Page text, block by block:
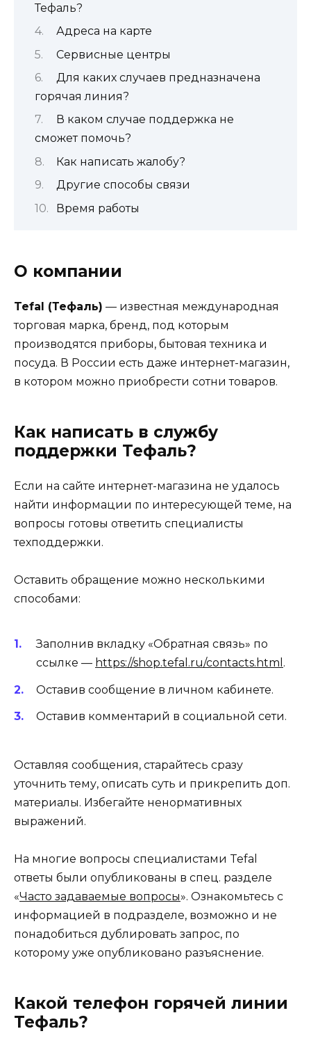
Тефаль?
Адреса на карте
Сервисные центры
Для каких случаев предназначена
горячая линия?
В каком случае поддержка не
сможет помочь?
Как написать жалобу?
Другие способы связи
Время работы
О компании
Tefal (Тефаль) — известная международная
торговая марка, бренд, под которым
производятся приборы, бытовая техника и
посуда. В России есть даже интернет-магазин,
в котором можно приобрести сотни товаров.
Как написать в службу
поддержки Тефаль?
Если на сайте интернет-магазина не удалось
найти информации по интересующей теме, на
вопросы готовы ответить специалисты
техподдержки.
Оставить обращение можно несколькими
способами:
Заполнив вкладку «Обратная связь» по
ссылке — https://shop.tefal.ru/contacts.html .
Оставив сообщение в личном кабинете.
Оставив комментарий в социальной сети.
Оставляя сообщения, старайтесь сразу
уточнить тему, описать суть и прикрепить доп.
материалы. Избегайте ненормативных
выражений.
На многие вопросы специалистами Tefal
ответы были опубликованы в спец. разделе
«Часто задаваемые вопросы». Ознакомьтесь с
информацией в подразделе, возможно и не
понадобиться дублировать запрос, по
которому уже опубликовано разъяснение.
Какой телефон горячей линии
Тефаль?